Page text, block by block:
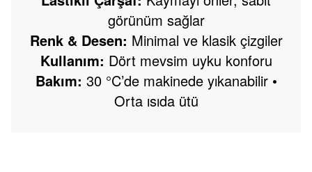
görünüm sağlar
Renk & Desen: Minimal ve klasik çizgiler
Kullanım: Dört mevsim uyku konforu
Bakım: 30 °C’de makinede yıkanabilir •
Orta ısıda ütü